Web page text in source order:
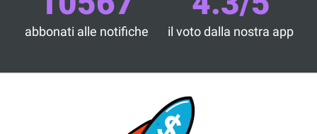
abbonati alle notifiche il voto dalla nostra app